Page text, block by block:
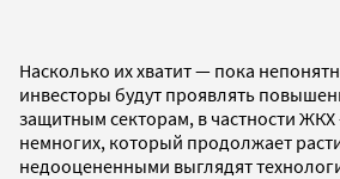
Насколько их хватит — пока
инвесторы будут проявлять
защитным секторам, в частности
немногих, который продолжает
недооцененными выглядят